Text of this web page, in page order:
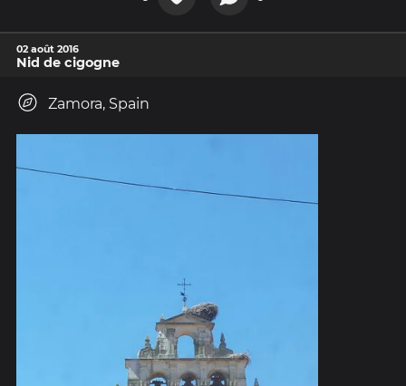
02 août 2016
Nid de cigogne
Zamora, Spain